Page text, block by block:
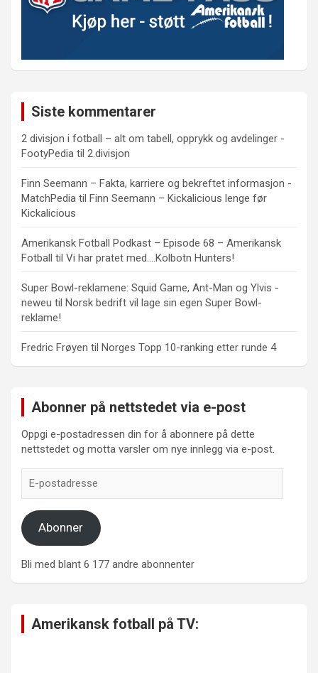
Siste kommentarer
2 divisjon i fotball – alt om tabell, opprykk og avdelinger -
FootyPedia til 2.divisjon
Finn Seemann – Fakta, karriere og bekreftet informasjon -
MatchPedia til Finn Seemann – Kickalicious lenge før
Kickalicious
Amerikansk Fotball Podkast – Episode 68 – Amerikansk
Fotball til Vi har pratet med….Kolbotn Hunters!
Super Bowl-reklamene: Squid Game, Ant-Man og Ylvis -
neweu til Norsk bedrift vil lage sin egen Super Bowl-
reklame!
Fredric Frøyen til Norges Topp 10-ranking etter runde 4
Abonner på nettstedet via e-post
Oppgi e-postadressen din for å abonnere på dette
nettstedet og motta varsler om nye innlegg via e-post.
postadresse
Abonner
Bli med blant 6 177 andre abonnenter
Amerikansk fotball på TV: